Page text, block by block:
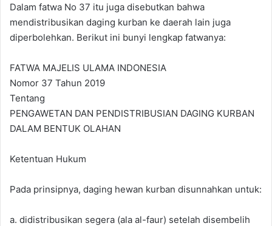
Dalam fatwa No 37 itu juga disebutkan bahwa
mendistribusikan daging kurban ke daerah lain juga
diperbolehkan. Berikut ini bunyi lengkap fatwanya:
FATWA MAJELIS ULAMA INDONESIA
Nomor 37 Tahun 2019
Tentang
PENGAWETAN DAN PENDISTRIBUSIAN DAGING KURBAN
DALAM BENTUK OLAHAN
Ketentuan Hukum
Pada prinsipnya, daging hewan kurban disunnahkan untuk:
a. didistribusikan segera (ala al-faur) setelah disembelih